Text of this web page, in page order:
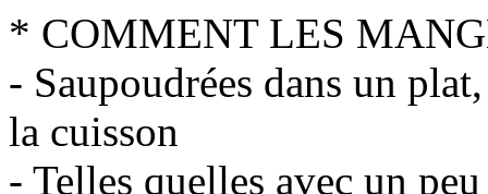
* COMMENT LES
- Saupoudrées dans un
la cuisson
- Telles quelles avec un